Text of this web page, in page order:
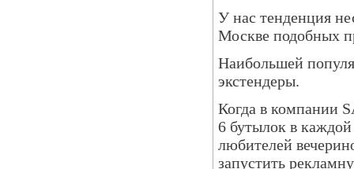
У нас тенденция
Москве подобных
Наибольшей
экстендеры.
Когда в компании
6 бутылок в
любителей
запустить